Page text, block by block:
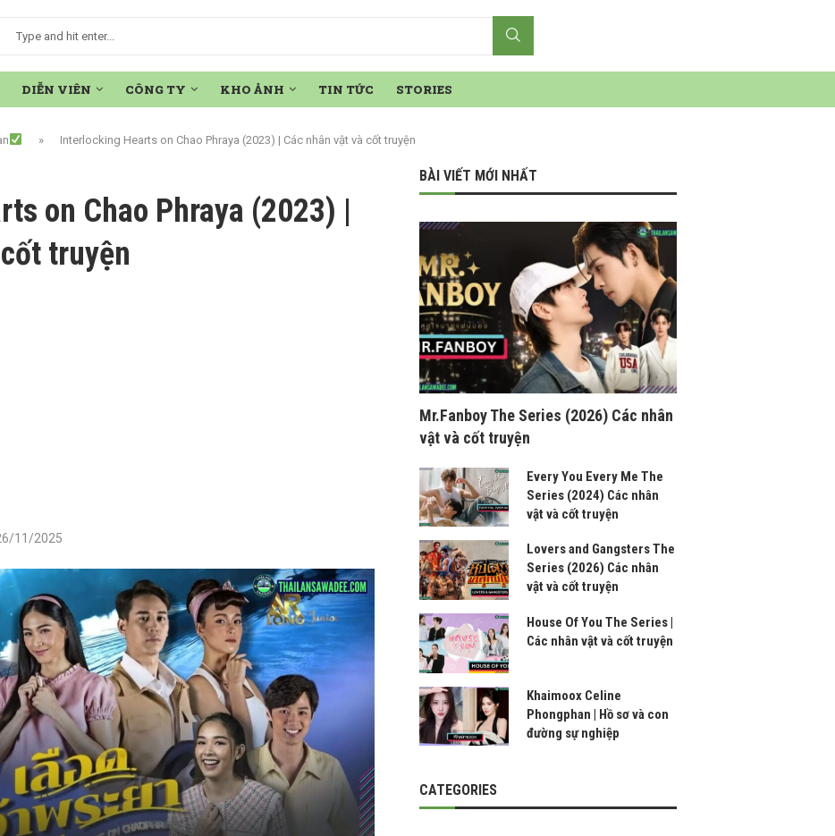
DIỄN VIÊN CÔNG TY KHO ẢNH TIN TỨC STORIES
» Interlocking Hearts on Chao Phraya (2023) | Các nhân vật và cốt truyện
on Chao Phraya (2023) |
truyện
11/2025
BÀI VIẾT MỚI NHẤT
Mr.Fanboy The Series (2026) Các nhân
vật và cốt truyện
Every You Every Me The
Series (2024) Các nhân
vật và cốt truyện
Lovers and Gangsters The
Series (2026) Các nhân
vật và cốt truyện
House Of You The Series |
Các nhân vật và cốt truyện
Khaimoox Celine
Phongphan | Hồ sơ và con
đường sự nghiệp
CATEGORIES